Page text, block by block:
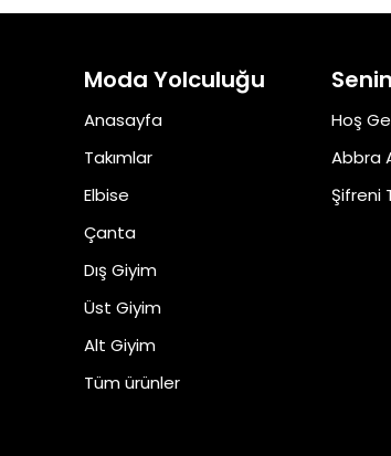
Moda Yolculuğu
Anasayfa
Takımlar
Elbise
Çanta
Dış Giyim
Üst Giyim
Alt Giyim
Tüm ürünler
Hoş
Abbra
Şifreni